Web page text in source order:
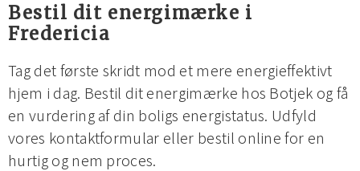
Bestil dit energimærke i
Fredericia
Tag det første skridt mod et mere energieffektivt
hjem i dag. Bestil dit energimærke hos Botjek og få
en vurdering af din boligs energistatus. Udfyld
vores kontaktformular eller bestil online for en
hurtig og nem proces.